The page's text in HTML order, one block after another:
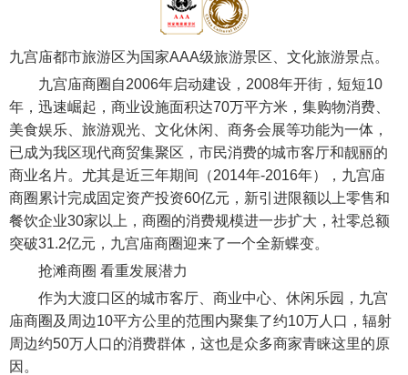
九宫庙都市旅游区为国家AAA级旅游景区、文化旅游景点。
九宫庙商圈自2006年启动建设，2008年开街，短短10
年，迅速崛起，商业设施面积达70万平方米，集购物消费、
美食娱乐、旅游观光、文化休闲、商务会展等功能为一体，
已成为我区现代商贸集聚区，市民消费的城市客厅和靓丽的
商业名片。尤其是近三年期间（2014年-2016年），九宫庙
商圈累计完成固定资产投资60亿元，新引进限额以上零售和
餐饮企业30家以上，商圈的消费规模进一步扩大，社零总额
突破31.2亿元，九宫庙商圈迎来了一个全新蝶变。
抢滩商圈 看重发展潜力
作为大渡口区的城市客厅、商业中心、休闲乐园，九宫
庙商圈及周边10平方公里的范围内聚集了约10万人口，辐射
周边约50万人口的消费群体，这也是众多商家青睐这里的原
因。